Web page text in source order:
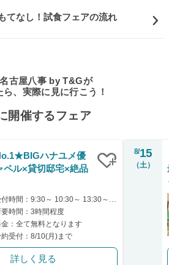
てなし！試食フェアの流れ
古屋八事 by T&Gが
、実際に見に行こう！
開催するフェア
ハナユメ優
ペル×貸切邸宅×絶品
受付時間：9:30～ 10:30～ 13:30～ 14:30～ 17:00～
要時間：3時間程度
：全て無料となります
受付：8/10(月)まで
詳しく見る
8/15
（土）